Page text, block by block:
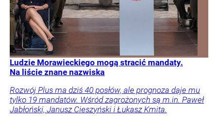
Ludzie Morawieckiego mogą stracić mandaty.
Na liście znane nazwiska
Rozwój Plus ma dziś 40 posłów, ale prognoza daje mu
tylko 19 mandatów. Wśród zagrożonych są m.in. Paweł
Jabłoński, Janusz Cieszyński i Łukasz Kmita.